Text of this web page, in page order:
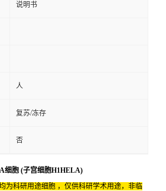
说明书
人
复苏/冻存
否
细胞 (子宫细胞H1HELA)
为科研用途细胞 ，仅供科研学术用途，非临